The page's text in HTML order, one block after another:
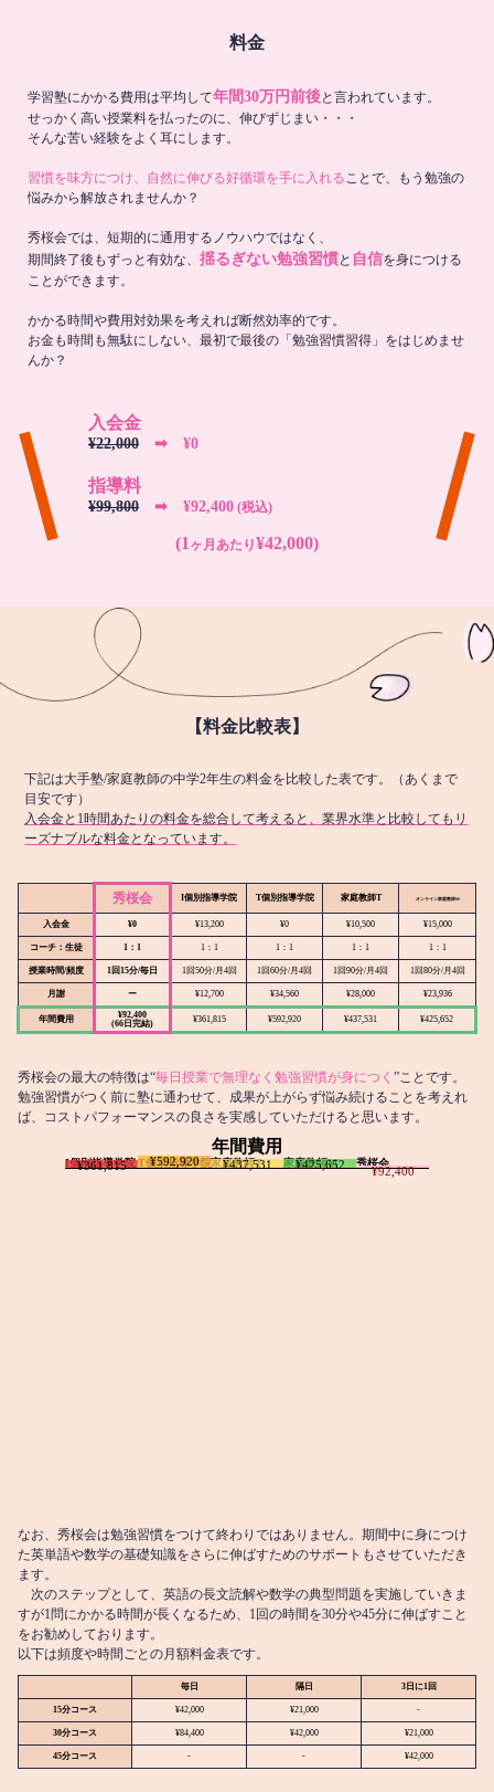
料金
学習塾にかかる費用は平均して年間30万円前後と言われています。
せっかく高い授業料を払ったのに、伸びずじまい・・・
そんな苦い経験をよく耳にします。
習慣を味方につけ、自然に伸びる好循環を手に入れる ことで、もう勉強の
悩みから解放されませんか？
秀桜会では、短期的に通用するノウハウではなく、
期間終了後もずっと有効な、 揺るぎない勉強習慣と 自信を身につける
ことができます。
かかる時間や費用対効果を考えれば断然効率的です。
お金も時間も無駄にしない、最初で最後の「勉強習慣習得」をはじめませ
んか？
入会金
¥22,000 ➡︎ ¥0
指導料
¥99,800 ➡︎ ¥92,400 (税込)
(1 ヶ月あたり¥42,000)
【料金比較表】
下記は大手塾/家庭教師の中学2年生の料金を比較した表です。（あくまで
目安です）
入会金と1時間あたりの料金を総合して考えると、業界水準と比較してもリ
ーズナブルな料金となっています。
秀桜会 I個別指導学院 T個別指導学院 家庭教師T オンライン家庭教師M
入会金 ¥0 ¥13,200 ¥0 ¥10,500 ¥15,000
コーチ：生徒 1：1 1：1 1：1 1：1 1：1
授業時間/頻度 1回15分/毎日 1回50分/月4回 1回60分/月4回 1回90分/月4回 1回80分/月4回
月謝 ー ¥12,700 ¥34,560 ¥28,000 ¥23,936
年間費用
¥92,400
(66日完結)
¥361,815 ¥592,920 ¥437,531 ¥425,652
秀桜会の最大の特徴は“毎日授業で無理なく勉強習慣が身につく ”ことです。
勉強習慣がつく前に塾に通わせて、成果が上がらず悩み続けることを考えれ
ば、コストパフォーマンスの良さを実感していただけると思います。
年間費用
I個別指導学院
¥361,815 T個別指導学院
¥592,920 家庭教師T
¥437,531 家庭教師M
¥425,652 秀桜会
¥92,400
なお、秀桜会は勉強習慣をつけて終わりではありません。期間中に身につけ
た英単語や数学の基礎知識をさらに伸ばすためのサポートもさせていただき
ます。
次のステップとして、英語の長文読解や数学の典型問題を実施していきま
すが1問にかかる時間が長くなるため、1回の時間を30分や45分に伸ばすこと
をお勧めしております。
以下は頻度や時間ごとの月額料金表です。
毎日 隔日 3日に1回
15分コース ¥42,000 ¥21,000 -
30分コース ¥84,400 ¥42,000 ¥21,000
45分コース - - ¥42,000